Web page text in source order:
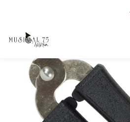
Limpieza,herramientas y